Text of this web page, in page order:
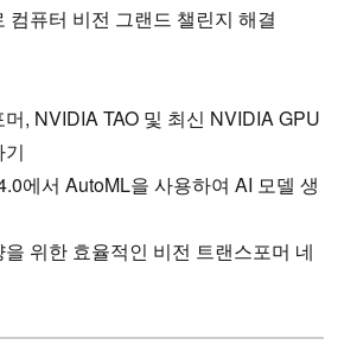
컴퓨터 비전 그랜드 챌린지 해결
, NVIDIA TAO 및 최신 NVIDIA GPU
에서 AutoML을 사용하여 AI 모델 생
위한 효율적인 비전 트랜스포머 네